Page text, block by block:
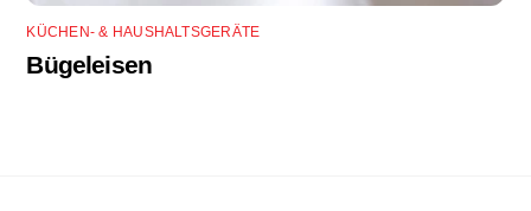
KÜCHEN- & HAUSHALTSGERÄTE
Bügeleisen